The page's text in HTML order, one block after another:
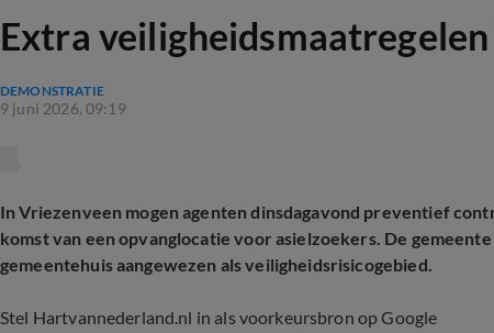
Extra
DEMONSTRATIE
9 juni 2026, 09:19
In Vriezenveen mogen agenten dinsdagavond preventief
komst van een opvanglocatie voor asielzoekers. De
gemeentehuis aangewezen als veiligheidsrisicogebied.
Stel Hartvannederland.nl in als voorkeursbron op Google